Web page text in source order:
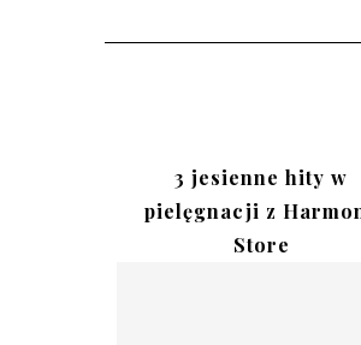
3 jesienne hity w
pielęgnacji z
Store